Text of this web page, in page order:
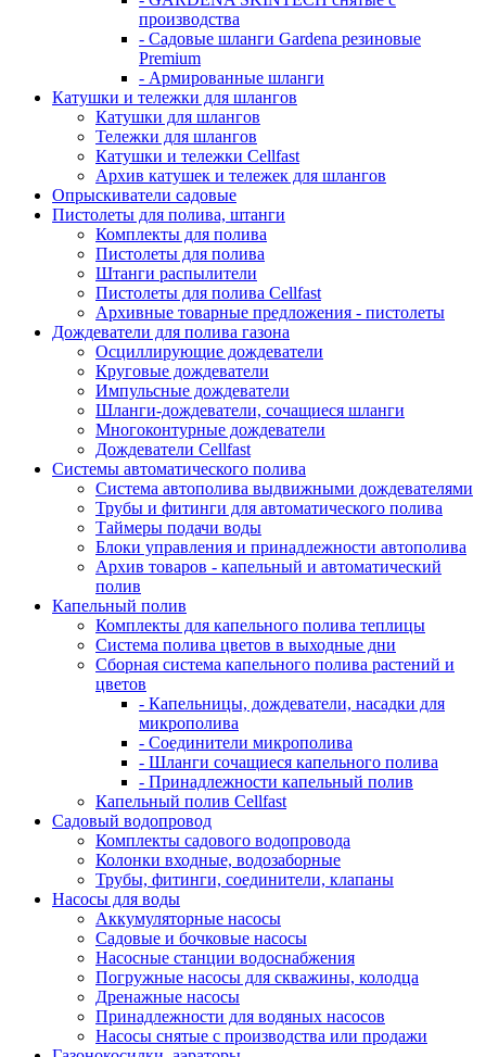
производства
- Садовые шланги Gardena резиновые
Premium
- Армированные шланги
Катушки и тележки для шлангов
Катушки для шлангов
Тележки для шлангов
Катушки и тележки Cellfast
Архив катушек и тележек для шлангов
Опрыскиватели садовые
Пистолеты для полива, штанги
Комплекты для полива
Пистолеты для полива
Штанги распылители
Пистолеты для полива Cellfast
Архивные товарные предложения - пистолеты
Дождеватели для полива газона
Осциллирующие дождеватели
Круговые дождеватели
Импульсные дождеватели
Шланги-дождеватели, сочащиеся шланги
Многоконтурные дождеватели
Дождеватели Cellfast
Системы автоматического полива
Система автополива выдвижными дождевателями
Трубы и фитинги для автоматического полива
Таймеры подачи воды
Блоки управления и принадлежности автополива
Архив товаров - капельный и автоматический
полив
Капельный полив
Комплекты для капельного полива теплицы
Система полива цветов в выходные дни
Сборная система капельного полива растений и
цветов
- Капельницы, дождеватели, насадки для
микрополива
- Соединители микрополива
- Шланги сочащиеся капельного полива
- Принадлежности капельный полив
Капельный полив Cellfast
Садовый водопровод
Комплекты садового водопровода
Колонки входные, водозаборные
Трубы, фитинги, соединители, клапаны
Насосы для воды
Аккумуляторные насосы
Садовые и бочковые насосы
Насосные станции водоснабжения
Погружные насосы для скважины, колодца
Дренажные насосы
Принадлежности для водяных насосов
Насосы снятые с производства или продажи